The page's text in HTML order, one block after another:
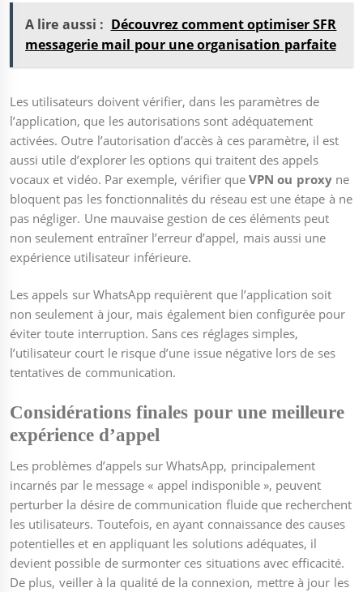
A lire aussi : Découvrez comment optimiser SFR
messagerie mail pour une organisation parfaite
Les utilisateurs doivent vérifier, dans les paramètres de
l’application, que les autorisations sont adéquatement
activées. Outre l’autorisation d’accès à ces paramètre, il est
aussi utile d’explorer les options qui traitent des appels
vocaux et vidéo. Par exemple, vérifier queVPN ou proxyne
bloquent pas les fonctionnalités du réseau est une étape à ne
pas négliger. Une mauvaise gestion de ces éléments peut
non seulement entraîner l’erreur d’appel, mais aussi une
expérience utilisateur inférieure.
Les appels sur WhatsApp requièrent que l’application soit
non seulement à jour, mais également bien configurée pour
éviter toute interruption. Sans ces réglages simples,
l’utilisateur court le risque d’une issue négative lors de ses
tentatives de communication.
Considérations finales pour une meilleure
expérience d’appel
Les problèmes d’appels sur WhatsApp, principalement
incarnés par le message « appel indisponible », peuvent
perturber la désire de communication fluide que recherchent
les utilisateurs. Toutefois, en ayant connaissance des causes
potentielles et en appliquant les solutions adéquates, il
devient possible de surmonter ces situations avec efficacité.
De plus, veiller à la qualité de la connexion, mettre à jour les